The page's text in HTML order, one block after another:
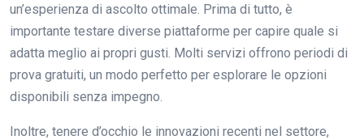
un’esperienza di ascolto ottimale. Prima di tutto, è
importante testare diverse piattaforme per capire quale si
adatta meglio ai propri gusti. Molti servizi offrono periodi di
prova gratuiti, un modo perfetto per esplorare le opzioni
disponibili senza impegno.
Inoltre, tenere d’occhio le innovazioni recenti nel settore,